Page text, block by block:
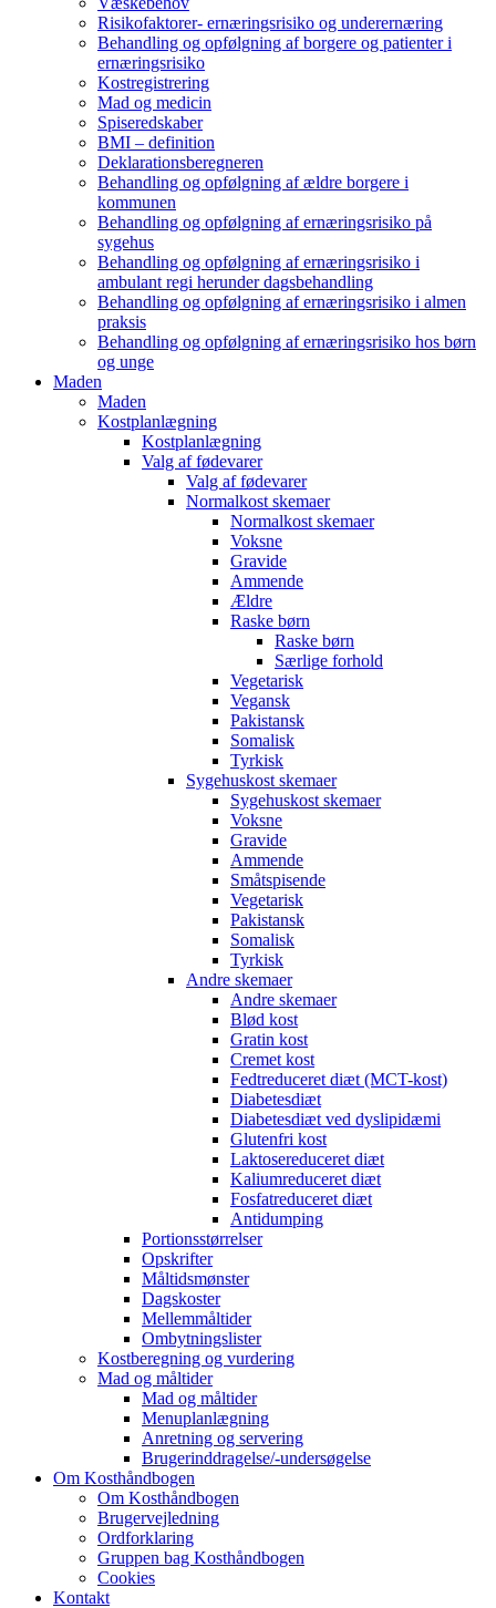
Risikofaktorer- ernæringsrisiko og underernæring
Behandling og opfølgning af borgere og patienter i
ernæringsrisiko
Kostregistrering
Mad og medicin
Spiseredskaber
BMI – definition
Deklarationsberegneren
Behandling og opfølgning af ældre borgere i
kommunen
Behandling og opfølgning af ernæringsrisiko på
sygehus
Behandling og opfølgning af ernæringsrisiko i
ambulant regi herunder dagsbehandling
Behandling og opfølgning af ernæringsrisiko i almen
praksis
Behandling og opfølgning af ernæringsrisiko hos børn
og unge
Maden
Maden
Kostplanlægning
Kostplanlægning
Valg af fødevarer
Valg af fødevarer
Normalkost skemaer
Normalkost skemaer
Voksne
Gravide
Ammende
Ældre
Raske børn
Raske børn
Særlige forhold
Vegetarisk
Vegansk
Pakistansk
Somalisk
Tyrkisk
Sygehuskost skemaer
Sygehuskost skemaer
Voksne
Gravide
Ammende
Småtspisende
Vegetarisk
Pakistansk
Somalisk
Tyrkisk
Andre skemaer
Andre skemaer
Blød kost
Gratin kost
Cremet kost
Fedtreduceret diæt (MCT-kost)
Diabetesdiæt
Diabetesdiæt ved dyslipidæmi
Glutenfri kost
Laktosereduceret diæt
Kaliumreduceret diæt
Fosfatreduceret diæt
Antidumping
Portionsstørrelser
Opskrifter
Måltidsmønster
Dagskoster
Mellemmåltider
Ombytningslister
Kostberegning og vurdering
Mad og måltider
Mad og måltider
Menuplanlægning
Anretning og servering
Brugerinddragelse/-undersøgelse
Om Kosthåndbogen
Om Kosthåndbogen
Brugervejledning
Ordforklaring
Gruppen bag Kosthåndbogen
Cookies
Kontakt